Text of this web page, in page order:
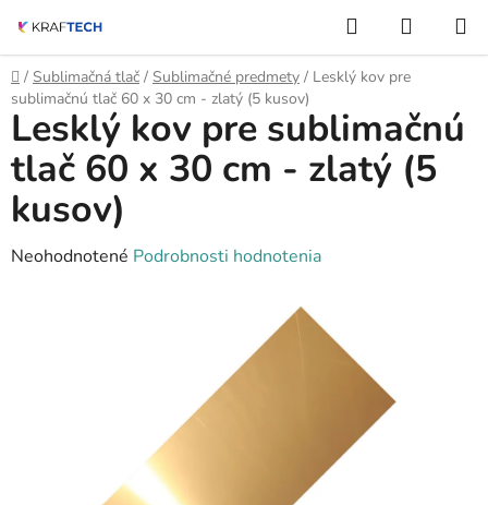
obsah
Hľadať
KOŠÍK
Domov
/ Sublimačná tlač / Sublimačné predmety / Lesklý kov pre
sublimačnú tlač 60 x 30 cm - zlatý (5 kusov)
Lesklý kov pre sublimačnú
tlač 60 x 30 cm - zlatý (5
kusov)
Priemerné
Neohodnotené Podrobnosti hodnotenia